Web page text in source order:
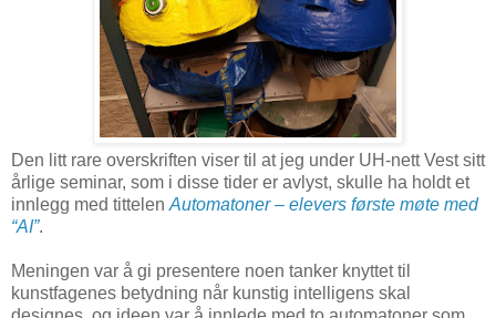
Den litt rare overskriften viser til at jeg under UH-nett Vest sitt
årlige seminar, som i disse tider er avlyst, skulle ha holdt et
innlegg med tittelenAutomatoner – elevers første møte med
“AI”.
Meningen var å gi presentere noen tanker knyttet til
kunstfagenes betydning når kunstig intelligens skal